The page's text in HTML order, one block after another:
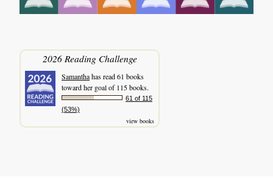
2026 Reading Challenge
Samanthahas read 61 books
toward her goal of 115 books.
61 of 115
(53%)
view books